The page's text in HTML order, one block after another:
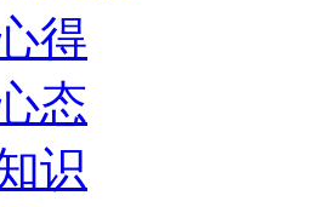
得
态
识